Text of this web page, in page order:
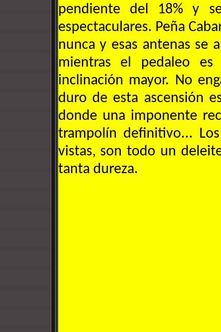
pendiente del 18% y
espectaculares. Peña
nunca y esas antenas se
mientras el pedaleo
inclinación mayor. No
duro de esta ascensión
donde una imponente
trampolín definitivo...
vistas, son todo un
tanta dureza.